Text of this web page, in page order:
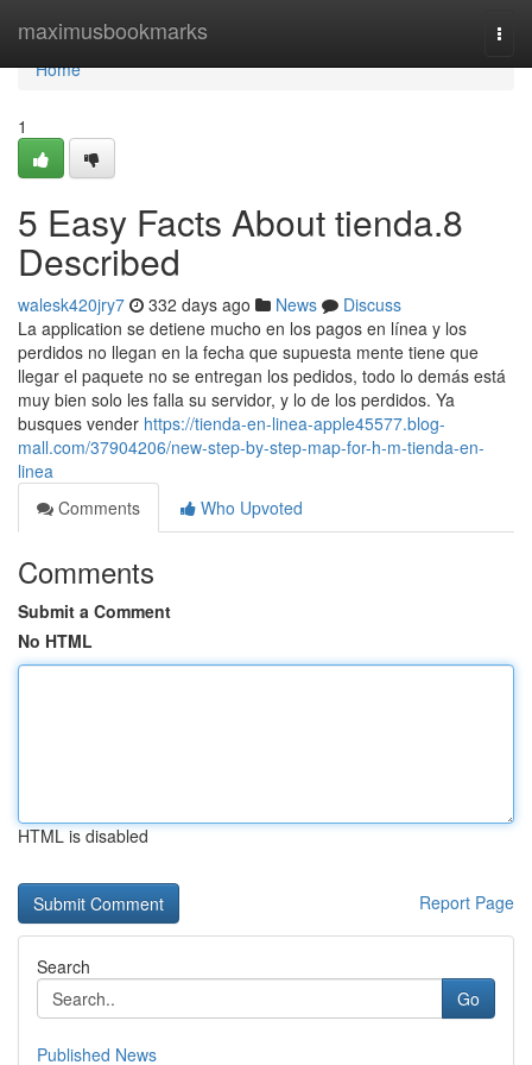
maximusbookmarks
Home
Home
1
5 Easy Facts About tienda.8
Described
walesk420jry7 332 days ago News
Discuss
La application se detiene mucho en los pagos en línea y los
perdidos no llegan en la fecha que supuesta mente tiene que
llegar el paquete no se entregan los pedidos, todo lo demás está
muy bien solo les falla su servidor, y lo de los perdidos. Ya
busques vender https://tienda-en-linea-apple45577.blog-
mall.com/37904206/new-step-by-step-map-for-h-m-tienda-en-
linea
Comments
Who Upvoted
Comments
Submit a Comment
No HTML
HTML is disabled
Report Page
Search
Go
Published News